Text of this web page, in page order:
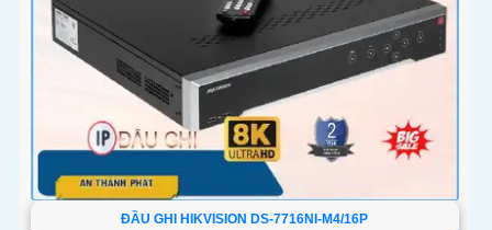
ĐẦU GHI HIKVISION DS-7716NI-M4/16P